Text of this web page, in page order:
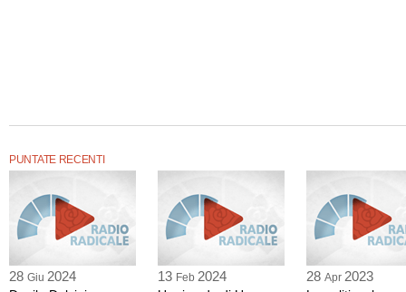
PUNTATE RECENTI
28 Giu 2024 13 Feb 2024 28 Apr 2023